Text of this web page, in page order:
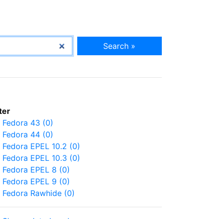
Search »
Fedora 43 (0)
Fedora 44 (0)
Fedora EPEL 10.2 (0)
Fedora EPEL 10.3 (0)
Fedora EPEL 8 (0)
Fedora EPEL 9 (0)
Fedora Rawhide (0)